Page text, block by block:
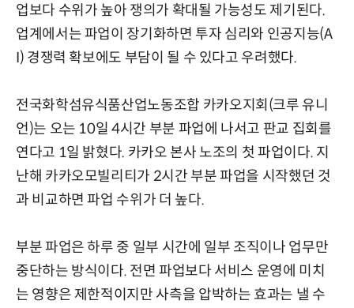
업보다 수위가 높아 쟁의가 확대될 가능성도 제기된다.
업계에서는 파업이 장기화하면 투자 심리와 인공지능(A
I) 경쟁력 확보에도 부담이 될 수 있다고 우려했다.
전국화학섬유식품산업노동조합 카카오지회(크루 유니
언)는 오는 10일 4시간 부분 파업에 나서고 판교 집회를
연다고 1일 밝혔다. 카카오 본사 노조의 첫 파업이다. 지
난해 카카오모빌리티가 2시간 부분 파업을 시작했던 것
과 비교하면 파업 수위가 더 높다.
부분 파업은 하루 중 일부 시간에 일부 조직이나 업무만
중단하는 방식이다. 전면 파업보다 서비스 운영에 미치
는 영향은 제한적이지만 사측을 압박하는 효과는 낼 수